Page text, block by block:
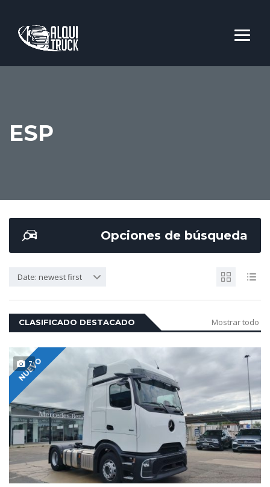
ESP
Opciones de búsqueda
Date: newest first
CLASIFICADO DESTACADO Mostrar todo
NUEVO
7